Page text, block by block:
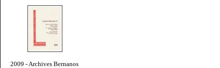
2009 - Archives Bernanos